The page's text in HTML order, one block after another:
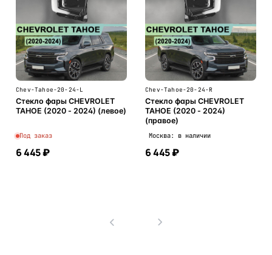
Chev-Tahoe-20-24-L
Стекло фары CHEVROLET
TAHOE (2020 - 2024) (левое)
Под заказ
6 445 ₽
Chev-Tahoe-20-24-R
Стекло фары CHEVROLET
TAHOE (2020 - 2024)
(правое)
Москва: в наличии
6 445 ₽